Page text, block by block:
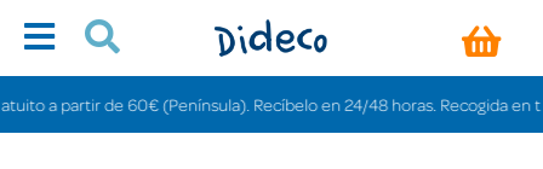
a partir de 60€ (Península). Recíbelo en 24/48 horas. Recogida en